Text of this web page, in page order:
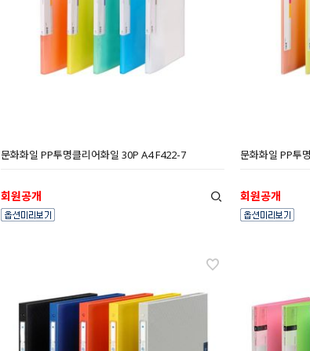
문화화일 PP투명클리어화일 30P A4 F422-7
회원공개
문화화일 PP투
회원공개